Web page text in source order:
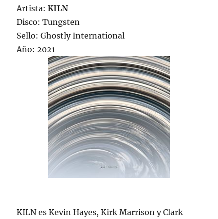
Artista:KILN
Disco: Tungsten
Sello: Ghostly International
Año: 2021
KILN es Kevin Hayes, Kirk Marrison y Clark